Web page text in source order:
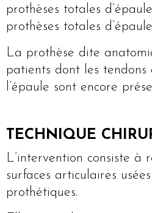
prothèses totales
prothèses totales
La prothèse dite
patients dont les tendons
l’épaule sont encore
TECHNIQUE
L’intervention consiste à
surfaces articulaires
prothétiques.